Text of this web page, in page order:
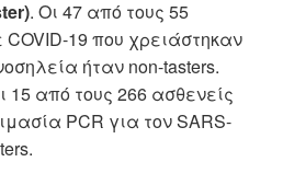
). Οι 47 από τους 55
COVID-19 που χρειάστηκαν
ήταν non-tasters.
15 από τους 266 ασθενείς
PCR για τον SARS-